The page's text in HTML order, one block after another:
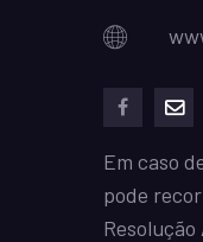
Em caso
pode